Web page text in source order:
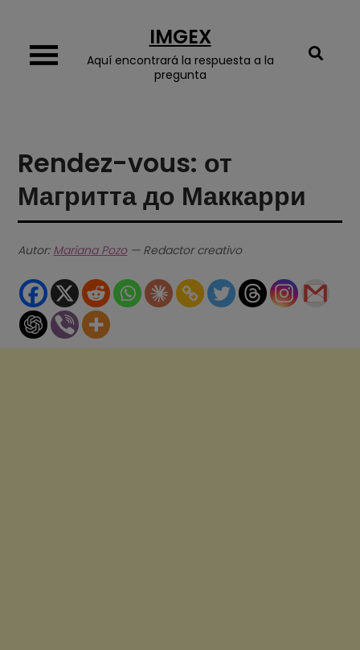
content
IMGEX
Aquí encontrará la respuesta a la
pregunta
Rendez-vous: от
Магритта до Маккарри
Autor: Mariana Pozo— Redactor creativo